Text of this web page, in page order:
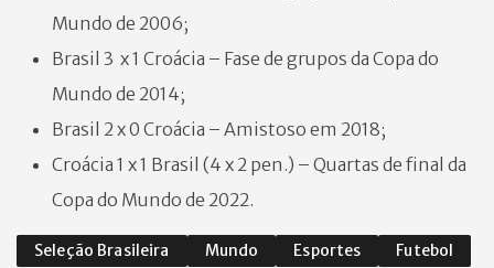
Mundo de 2006;
Brasil 3 x 1 Croácia – Fase de grupos da Copa do
Mundo de 2014;
Brasil 2 x 0 Croácia – Amistoso em 2018;
Croácia 1 x 1 Brasil (4 x 2 pen.) – Quartas de final da
Copa do Mundo de 2022.
Seleção Brasileira Mundo Esportes Futebol